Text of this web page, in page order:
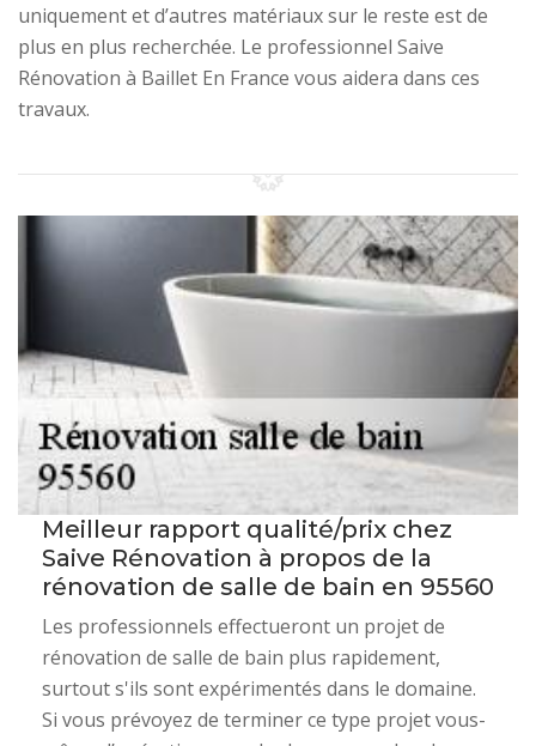
uniquement et d’autres matériaux sur le reste est de
plus en plus recherchée. Le professionnel Saive
Rénovation à Baillet En France vous aidera dans ces
travaux.
Meilleur rapport qualité/prix chez
Saive Rénovation à propos de la
rénovation de salle de bain en 95560
Les professionnels effectueront un projet de
rénovation de salle de bain plus rapidement,
surtout s'ils sont expérimentés dans le domaine.
Si vous prévoyez de terminer ce type projet vous-